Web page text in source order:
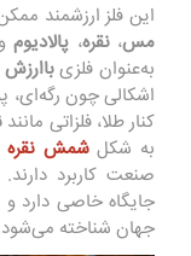
این فلز ارزشمند
مس،نقره، پالادیوم
به‌عنوان فلزیباارزش
اشکالی چون رگه‌ای،
کنار طلا، فلزاتی مانند
به شکلشمش نقره
صنعت کاربرد
جایگاه خاصی دارد و
جهان شناخته